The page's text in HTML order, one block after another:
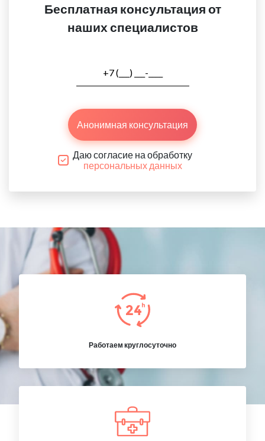
Бесплатная консультация от
наших специалистов
Анонимная консультация
Даю согласие на обработку
персональных данных
Работаем круглосуточно